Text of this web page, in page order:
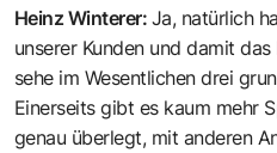
Heinz Winterer: Ja, natürlich
unserer Kunden und damit
sehe im Wesentlichen drei
Einerseits gibt es kaum mehr
genau überlegt, mit anderen